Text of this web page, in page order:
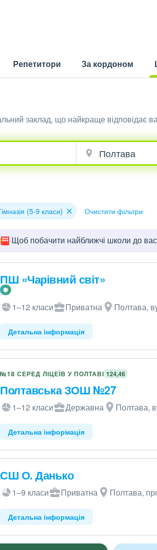
Репетитори За кордоном
заклад, що найкраще відповідає
(5-9 класи) Очистити фільтри
Щоб побачити найближчі школи до
ПШ «Чарівний світ»
1–12 класи Приватна Полтава,
Детальна інформація
№18 СЕРЕД ЛІЦЕЇВ У ПОЛТАВІ 124,46
Полтавська ЗОШ №27
1–12 класи Державна Полтава,
Детальна інформація
СШ О. Данько
1–9 класи Приватна Полтава,
Детальна інформація